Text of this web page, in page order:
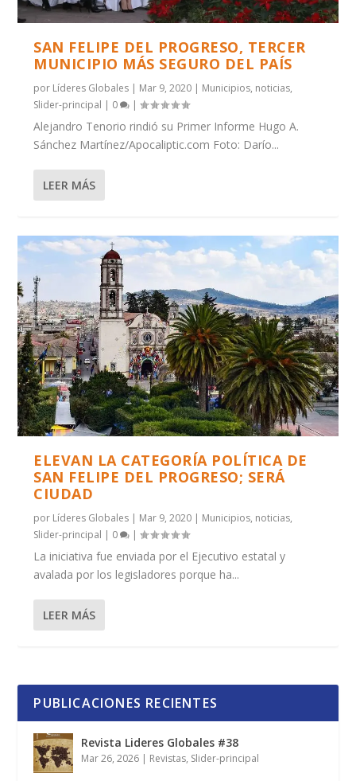
SAN FELIPE DEL PROGRESO, TERCER
MUNICIPIO MÁS SEGURO DEL PAÍS
por Líderes Globales | Mar 9, 2020 | Municipios, noticias,
Slider-principal | 0 |
Alejandro Tenorio rindió su Primer Informe Hugo A.
Sánchez Martínez/Apocaliptic.com Foto: Darío...
LEER MÁS
ELEVAN LA CATEGORÍA POLÍTICA DE
SAN FELIPE DEL PROGRESO; SERÁ
CIUDAD
por Líderes Globales | Mar 9, 2020 | Municipios, noticias,
Slider-principal | 0 |
La iniciativa fue enviada por el Ejecutivo estatal y
avalada por los legisladores porque ha...
LEER MÁS
PUBLICACIONES RECIENTES
Revista Lideres Globales #38
Mar 26, 2026 | Revistas, Slider-principal